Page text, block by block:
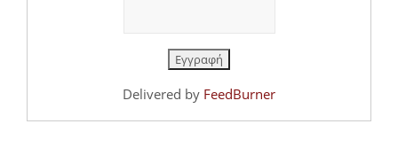
Delivered by FeedBurner